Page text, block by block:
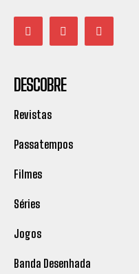
DESCOBRE
Revistas
Passatempos
Filmes
Séries
Jogos
Banda Desenhada